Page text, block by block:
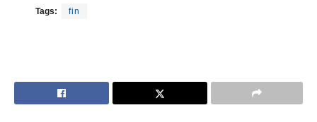
Tags: fin